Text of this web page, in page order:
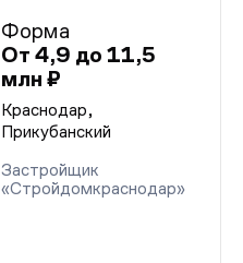
Форма
От 4,9 до 11,5
млн ₽
Краснодар,
Прикубанский
Застройщик
«Стройдомкраснодар»